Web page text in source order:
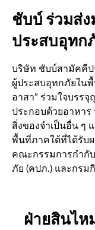
ชับบ์ ร่วมส่ง
ประสบอุทก
บริษัท ชับบ์สามัคคีป
ผู้ประสบอุทกภัยใน
อาสา” ร่วมใจบรร
ประกอบด้วยอาหา
สิ่งของจำเป็นอื่น ๆ
พื้นที่ภาคใต้ที่ได้รับ
คณะกรรมการกำกั
ภัย (คปภ.) และกรม
ฝ่ายสินไ